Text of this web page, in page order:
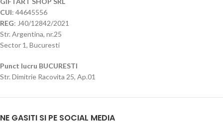
CUI: 44645556
REG: J40/12842/2021
Str. Argentina, nr.25
Sector 1, Bucuresti
Punct lucru BUCURESTI
Str. Dimitrie Racovita 25, Ap.01
NE GASITI SI PE SOCIAL MEDIA